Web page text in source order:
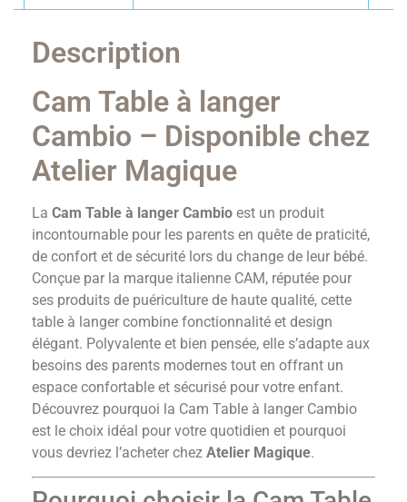
Description
Cam Table à langer
Cambio – Disponible chez
Atelier Magique
La Cam Table à langer Cambio est un produit
incontournable pour les parents en quête de praticité,
de confort et de sécurité lors du change de leur bébé.
Conçue par la marque italienne CAM, réputée pour
ses produits de puériculture de haute qualité, cette
table à langer combine fonctionnalité et design
élégant. Polyvalente et bien pensée, elle s’adapte aux
besoins des parents modernes tout en offrant un
espace confortable et sécurisé pour votre enfant.
Découvrez pourquoi la Cam Table à langer Cambio
est le choix idéal pour votre quotidien et pourquoi
vous devriez l’acheter chez Atelier Magique.